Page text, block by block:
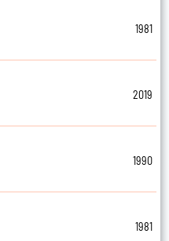
1981
2019
1990
1981